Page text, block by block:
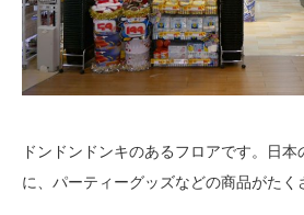
ドンドンドンキのあるフロアです。日
に、パーティーグッズなどの商品がたく